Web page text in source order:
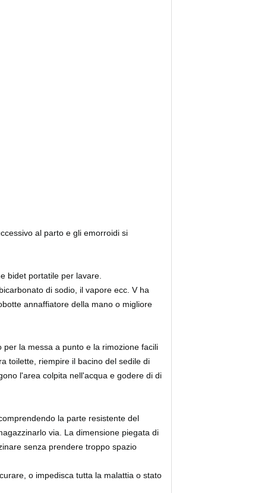
al parto e gli emorroidi si
bidet portatile per lavare.
di sodio, il vapore ecc. V ha
annaffiatore della mano o migliore
la messa a punto e la rimozione facili
toilette, riempire il bacino del sedile di
l'area colpita nell'acqua e godere di di
la parte resistente del
via. La dimensione piegata di
senza prendere troppo spazio
o impedisca tutta la malattia o stato